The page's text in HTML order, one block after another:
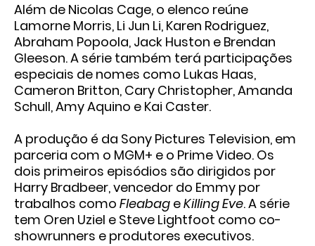
Além de Nicolas Cage, o elenco reúne
Lamorne Morris, Li Jun Li, Karen Rodriguez,
Abraham Popoola, Jack Huston e Brendan
Gleeson. A série também terá participações
especiais de nomes como Lukas Haas,
Cameron Britton, Cary Christopher,Amanda
Schull,Amy Aquino e Kai Caster.
A produção é da Sony Pictures Television, em
parceria com o MGM+ e o Prime Video. Os
dois primeiros episódios são dirigidos por
Harry Bradbeer, vencedor do Emmy por
trabalhos como Fleabag eKilling Eve. A série
tem Oren Uziel e Steve Lightfoot como co-
showrunners e produtores executivos.